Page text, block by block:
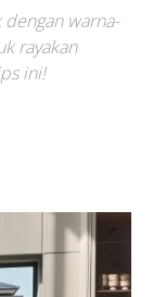
warna-
rayakan
ini!